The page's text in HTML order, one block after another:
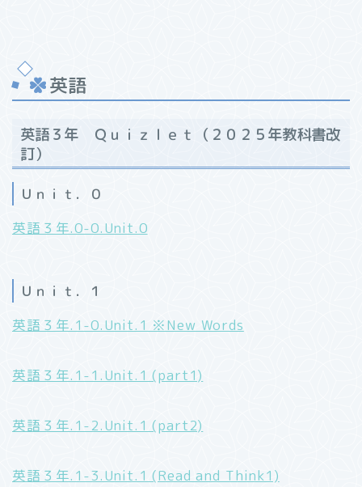
英語
英語３年 Ｑｕｉｚｌｅｔ（２０２５年教科書改
訂）
Ｕｎｉｔ．０
英語３年.0-0.Unit.0
Ｕｎｉｔ．１
英語３年.1-0.Unit.1 ※New Words
英語３年.1-1.Unit.1 (part1)
英語３年.1-2.Unit.1 (part2)
英語３年.1-3.Unit.1 (Read and Think1)